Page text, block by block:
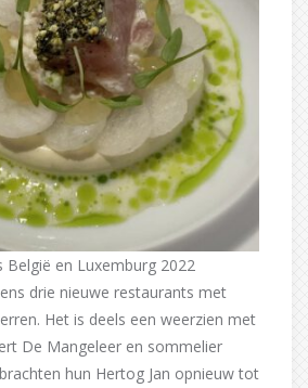
België en Luxemburg 2022
drie nieuwe restaurants met
Het is deels een weerzien met
De Mangeleer en sommelier
hun Hertog Jan opnieuw tot